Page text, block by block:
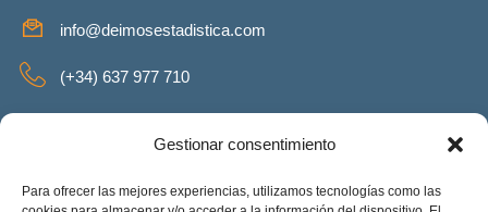
Gestionar consentimiento
Para ofrecer las mejores experiencias, utilizamos tecnologías como las
info@deimosestadistica.com
(+34) 637 977 710